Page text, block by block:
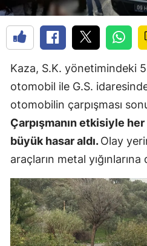
Kaza, S.K. yönetimindeki
otomobil ile G.S.
otomobilin çarpışması
Çarpışmanın etkisiyle
büyük hasar aldı.Olay
araçların metal